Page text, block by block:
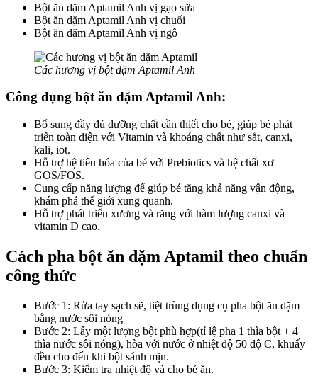
Bột ăn dặm Aptamil Anh vị gạo sữa
Bột ăn dặm Aptamil Anh vị chuối
Bột ăn dặm Aptamil Anh vị ngô
Các hương vị bột dặm Aptamil Anh
Công dụng bột ăn dặm Aptamil Anh:
Bổ sung đầy đủ dưỡng chất cần thiết cho bé, giúp bé phát
triển toàn diện với Vitamin và khoáng chất như sắt, canxi,
kali, iot.
Hỗ trợ hệ tiêu hóa của bé với Prebiotics và hệ chất xơ
GOS/FOS.
Cung cấp năng lượng để giúp bé tăng khả năng vận động,
khám phá thế giới xung quanh.
Hỗ trợ phát triển xương và răng với hàm lượng canxi và
vitamin D cao.
Cách pha bột ăn dặm Aptamil theo chuẩn
công thức
Bước 1: Rửa tay sạch sẽ, tiệt trùng dụng cụ pha bột ăn dặm
bằng nước sôi nóng
Bước 2: Lấy một lượng bột phù hợp(tỉ lệ pha 1 thìa bột + 4
thìa nước sôi nóng), hòa với nước ở nhiệt độ 50 độ C, khuấy
đều cho đến khi bột sánh mịn.
Bước 3: Kiểm tra nhiệt độ và cho bé ăn.